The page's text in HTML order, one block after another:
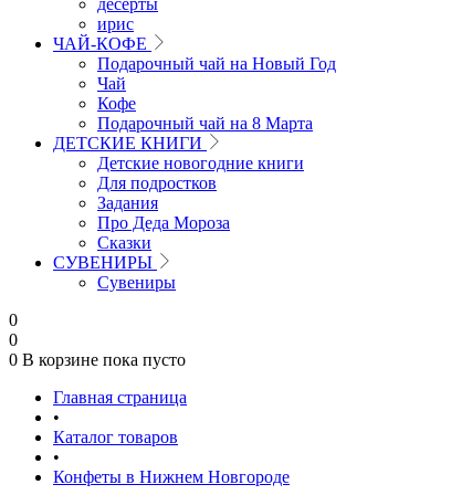
десерты
ирис
ЧАЙ-КОФЕ
Подарочный чай на Новый Год
Чай
Кофе
Подарочный чай на 8 Марта
ДЕТСКИЕ КНИГИ
Детские новогодние книги
Для подростков
Задания
Про Деда Мороза
Сказки
СУВЕНИРЫ
Сувениры
0
0
0 В корзине пока пусто
Главная страница
•
Каталог товаров
•
Конфеты в Нижнем Новгороде